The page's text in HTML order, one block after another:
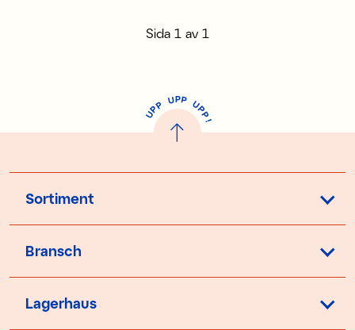
Sida 1 av 1
U
P
P UPP UP
P
!
Sortiment
Bransch
Lagerhaus